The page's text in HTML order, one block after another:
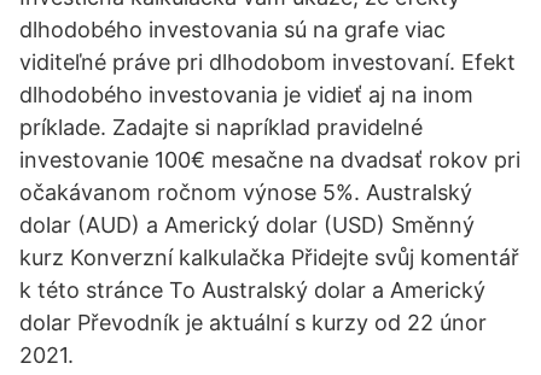
dlhodobého investovania sú na grafe viac
viditeľné práve pri dlhodobom investovaní. Efekt
dlhodobého investovania je vidieť aj na inom
príklade. Zadajte si napríklad pravidelné
investovanie 100€ mesačne na dvadsať rokov pri
očakávanom ročnom výnose 5%. Australský
dolar (AUD) a Americký dolar (USD) Směnný
kurz Konverzní kalkulačka Přidejte svůj komentář
k této stránce To Australský dolar a Americký
dolar Převodník je aktuální s kurzy od 22 únor
2021.